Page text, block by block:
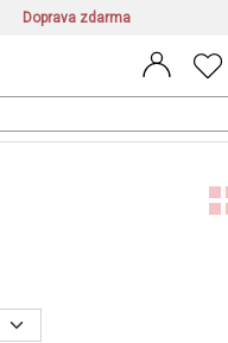
Doprava zdarma
CZ/CZK |